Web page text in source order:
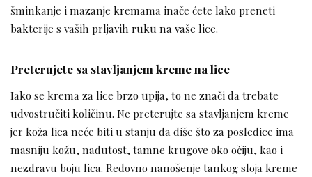
šminkanje i mazanje kremama inače ćete lako preneti
bakterije s vaših prljavih ruku na vaše lice.
Preterujete sa stavljanjem kreme na lice
Iako se krema za lice brzo upija, to ne znači da trebate
udvostručiti količinu. Ne preterujte sa stavljanjem kreme
jer koža lica neće biti u stanju da diše što za posledice ima
masniju kožu, nadutost, tamne krugove oko očiju, kao i
nezdravu boju lica. Redovno nanošenje tankog sloja kreme